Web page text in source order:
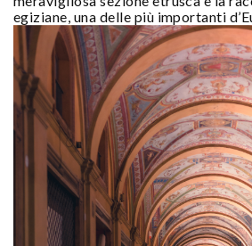
egiziane, una delle più importanti